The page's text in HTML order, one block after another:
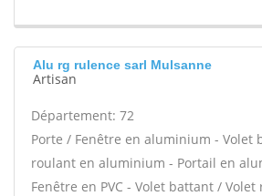
Alu rg rulence sarl Mulsanne
Artisan
Département: 72
Porte / Fenêtre en aluminium - Volet
roulant en aluminium - Portail en
Fenêtre en PVC - Volet battant / Volet